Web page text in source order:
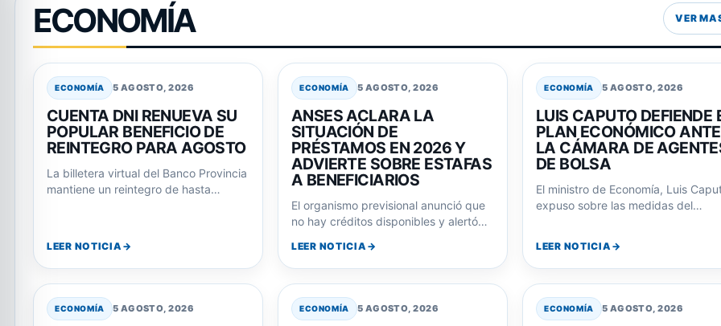
ECONOMÍA VER
ECONOMÍA 5 AGOSTO, 2026
CUENTA DNI RENUEVA SU
POPULAR BENEFICIO DE
REINTEGRO PARA AGOSTO
La billetera virtual del Banco Provincia
mantiene un reintegro de hasta
LEER NOTICIA
ECONOMÍA 5 AGOSTO, 2026
ANSES ACLARA LA
SITUACIÓN DE
PRÉSTAMOS EN 2026 Y
ADVIERTE SOBRE ESTAFAS
A BENEFICIARIOS
El organismo previsional anunció que
no hay créditos disponibles y alertó
y…
LEER NOTICIA
ECONOMÍA 5 AGOSTO, 2026
LUIS CAPUTO DEFIENDE
PLAN ECONÓMICO ANTE
LA CÁMARA DE
DE BOLSA
El ministro de Economía, Luis
expuso sobre las medidas del
LEER NOTICIA
ECONOMÍA 5 AGOSTO, 2026 ECONOMÍA 5 AGOSTO, 2026 ECONOMÍA 5 AGOSTO, 2026